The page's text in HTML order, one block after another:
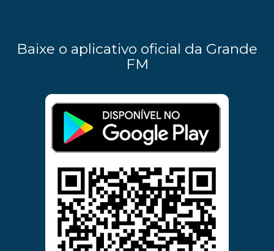
Baixe o aplicativo oficial da Grande
FM